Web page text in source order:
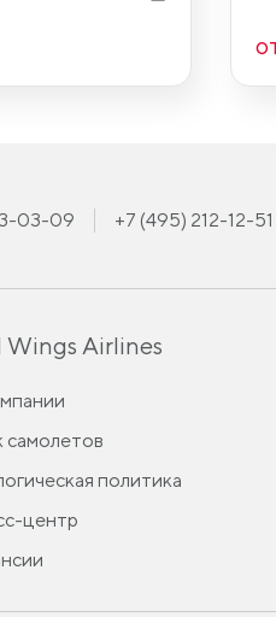
03-09 +7 (495) 212-12-51
Wings Airlines
самолетов
политика
центр